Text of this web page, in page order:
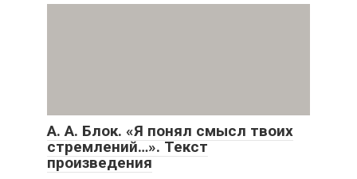
А. А. Блок. «Я понял смысл твоих
стремлений…». Текст
произведения